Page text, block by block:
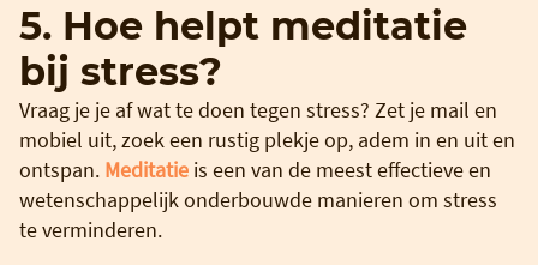
5. Hoe helpt meditatie
bij stress?
Vraag je je af wat te doen tegen stress? Zet je mail en
mobiel uit, zoek een rustig plekje op, adem in en uit en
ontspan. Meditatie is een van de meest effectieve en
wetenschappelijk onderbouwde manieren om stress
te verminderen.